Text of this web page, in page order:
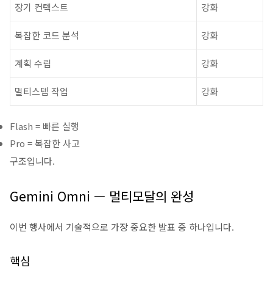
장기 컨텍스트 강화
복잡한 코드 분석 강화
계획 수립 강화
멀티스텝 작업 강화
Flash = 빠른 실행
Pro = 복잡한 사고
구조입니다.
Gemini Omni — 멀티모달의 완성
이번 행사에서 기술적으로 가장 중요한 발표 중 하나입니다.
핵심